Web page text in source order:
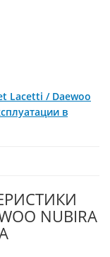
Lacetti / Daewoo
в
NUBIRA